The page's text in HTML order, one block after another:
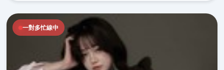
一對多忙線中